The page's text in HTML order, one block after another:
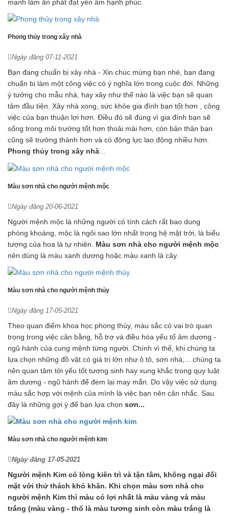
mạnh làm ăn phát đạt yên ấm hạnh phúc.
Phong thủy trong xây nhà
Ngày đăng 07-11-2021
Bạn đang chuẩn bị xây nhà - Xin chúc mừng bạn nhé, bạn đang
chuẩn bị làm một công việc có ý nghĩa lớn trong cuộc đời. Những
ý tưởng cho mẫu nhà, hay xây như thế nào là việc bạn sẽ quan
tâm đầu tiên. Xây nhà xong, sức khỏe gia đình bạn tốt hơn , công
việc của bạn thuận lợi hơn. Điều đó sẽ đúng vì gia đình bạn sẽ
sống trong môi trường tốt hơn thoải mái hơn, còn bản thân bạn
cũng sẽ trưởng thành hơn và có động lực lao động nhiều hơn.
Phong thủy trong xây nhà...
Màu sơn nhà cho người mệnh mộc
Ngày đăng 20-06-2021
Người mệnh mộc là những người có tính cách rất bao dung
phóng khoáng, mộc là ngôi sao lớn nhất trong hệ mặt trời, là biểu
tượng của hoa lá tự nhiên. Màu sơn nhà cho người mệnh mộc
nên dùng là màu xanh dương hoặc màu xanh lá cây.
Màu sơn nhà cho người mệnh thủy
Ngày đăng 17-05-2021
Theo quan điểm khoa học phong thủy, màu sắc có vai trò quan
trọng trong việc cân bằng, hỗ trợ và điều hòa yếu tố âm dương -
ngũ hành của cung mệnh từng người. Chính vì thế, khi chúng ta
lựa chọn những đồ vật có giá trị lớn như ô tô, sơn nhà,... chúng ta
nên quan tâm tới yếu tốt tương sinh hay xung khắc trong quy luật
âm dương - ngũ hành để đem lại may mắn. Do vậy việc sử dụng
màu sắc hợp với mệnh của mình là việc bạn nên cân nhắc. Sau
đây là những gợi ý để bạn lựa chọn sơn...
Màu sơn nhà cho người mệnh kim
Ngày đăng 17-05-2021
Người mệnh Kim có lòng kiên trì và tận tâm, không ngại đối
mặt với thử thách khó khăn. Khi chọn màu sơn nhà cho
người mệnh Kim thì màu có lợi nhất là màu vàng và màu
trắng (màu vàng - thổ là màu tương sinh còn màu trắng là